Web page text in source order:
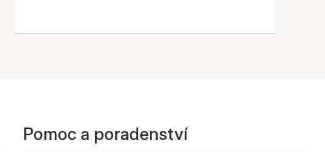
Pomoc a poradenství